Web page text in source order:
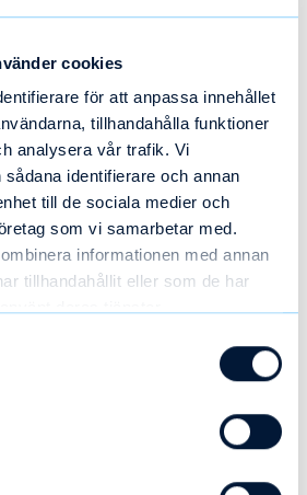
cookies
för att anpassa innehållet
tillhandahålla funktioner
analysera vår trafik. Vi
identifierare och annan
till de sociala medier och
som vi samarbetar med.
informationen med annan
tillhandahållit eller som de har
till oss som jobbar på
dig!
våra utbildningar, yrkesroller,